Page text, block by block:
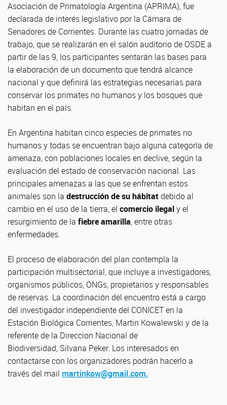
Asociación de Primatología Argentina (APRIMA), fue
declarada de interés legislativo por la Cámara de
Senadores de Corrientes. Durante las cuatro jornadas de
trabajo, que se realizarán en el salón auditorio de OSDE a
partir de las 9, los participantes sentarán las bases para
la elaboración de un documento que tendrá alcance
nacional y que definirá las estrategias necesarias para
conservar los primates no humanos y los bosques que
habitan en el país.
En Argentina habitan cinco especies de primates no
humanos y todas se encuentran bajo alguna categoría de
amenaza, con poblaciones locales en declive, según la
evaluación del estado de conservación nacional. Las
principales amenazas a las que se enfrentan estos
animales son la destrucción de su hábitat debido al
cambio en el uso de la tierra, el comercio ilegaly el
resurgimiento de la fiebre amarilla, entre otras
enfermedades.
El proceso de elaboración del plan contempla la
participación multisectorial, que incluye a investigadores,
organismos públicos, ONGs, propietarios y responsables
de reservas. La coordinación del encuentro está a cargo
del investigador independiente del CONICET en la
Estación Biológica Corrientes, Martin Kowalewski y de la
referente de la Direccion Nacional de
Biodiversidad, Silvana Peker. Los interesados en
contactarse con los organizadores podrán hacerlo a
través del mail martinkow@gmail.com.